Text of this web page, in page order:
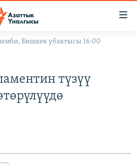
Бишкек убактысы 16:00
түзүү